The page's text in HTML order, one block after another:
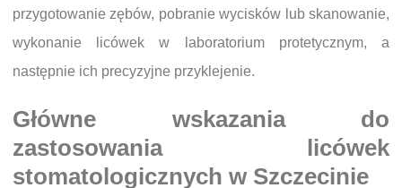
przygotowanie zębów, pobranie wycisków lub skanowanie,
wykonanie licówek w laboratorium protetycznym, a
następnie ich precyzyjne przyklejenie.
Główne wskazania do
zastosowania licówek
stomatologicznych w Szczecinie